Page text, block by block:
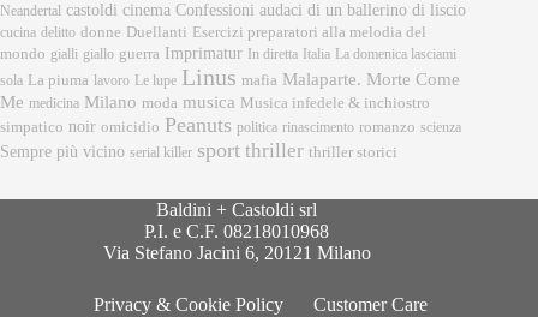
Neandertal castoldi cinema Confessioni audaci di un ballerino di liscio
cucina delitto donne Duellanti Esercizi preparatori alla melodia del
mondo gialli giallo guerra Imprimatur In diretta Italia La domenica lasciami
sola La piuma lavoro Le lupe Linus mafia Malaparte. Morte Come
Me medicina Milano moda musica Musica infedele & inchiostro
simpatico noir omicidio Peanuts politica rinascimento romanzo scienza
Sempre più vicino serial killer sport thriller thriller storici
Baldini + Castoldi srl
P.I. e C.F. 08218010968
Via Stefano Jacini 6, 20121 Milano
Privacy & Cookie Policy
Customer Care